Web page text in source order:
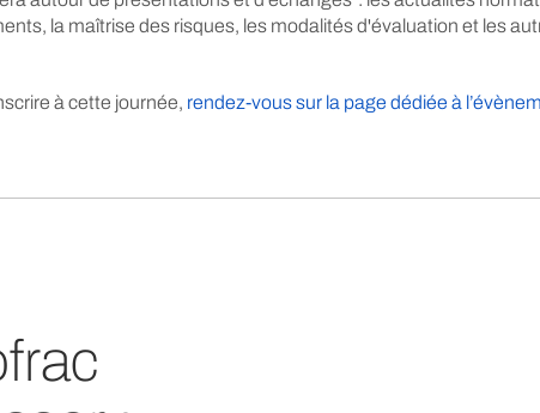
la maîtrise des risques, les modalités d'évaluation et les
à cette journée, rendez-vous sur la page dédiée à